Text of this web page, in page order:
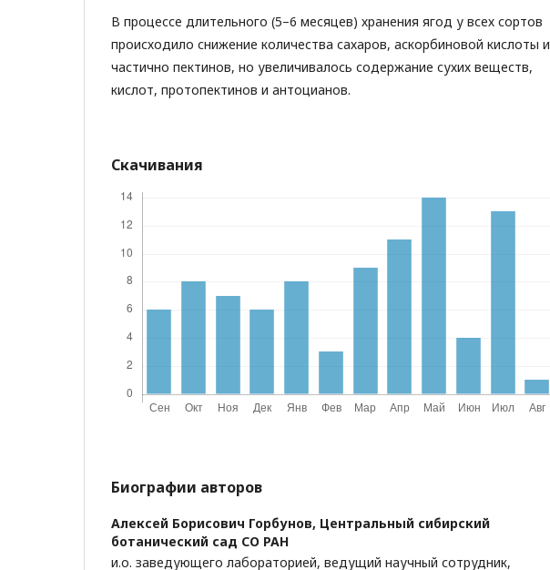
В процессе длительного (5–6 месяцев) хранения ягод у всех сортов
происходило снижение количества сахаров, аскорбиновой кислоты и
частично пектинов, но увеличивалось содержание сухих веществ,
кислот, протопектинов и антоцианов.
Скачивания
Биографии авторов
Алексей Борисович Горбунов, Центральный сибирский
ботанический сад СО РАН
и.о. заведующего лабораторией, ведущий научный сотрудник,